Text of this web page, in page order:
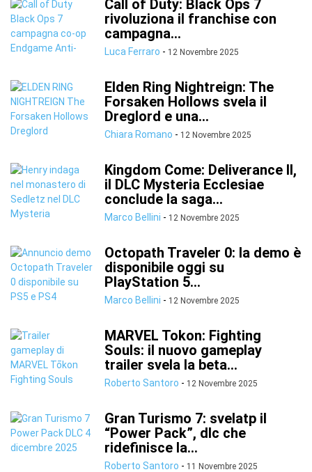
Call of Duty: Black Ops 7
rivoluziona il franchise con
campagna...
Luca Ferraro - 12 Novembre 2025
Elden Ring Nightreign: The
Forsaken Hollows svela il
Dreglord e una...
Chiara Romano - 12 Novembre 2025
Kingdom Come: Deliverance II,
il DLC Mysteria Ecclesiae
conclude la saga...
Marco Bellini - 12 Novembre 2025
Octopath Traveler 0: la demo è
disponibile oggi su
PlayStation 5...
Marco Bellini - 12 Novembre 2025
MARVEL Tokon: Fighting
Souls: il nuovo gameplay
trailer svela la beta...
Roberto Santoro - 12 Novembre 2025
Gran Turismo 7: svelatp il
“Power Pack”, dlc che
ridefinisce la...
Roberto Santoro - 11 Novembre 2025